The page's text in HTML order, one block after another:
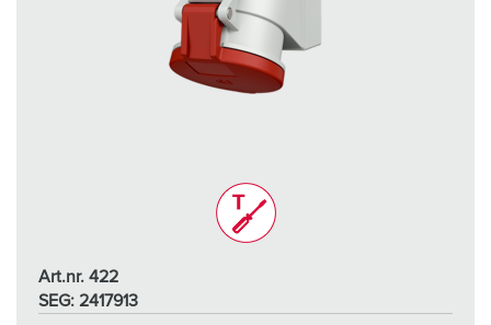
Art.nr. 422
SEG: 2417913